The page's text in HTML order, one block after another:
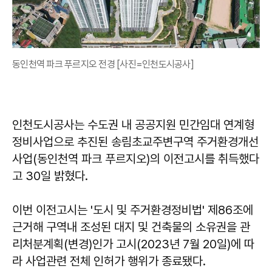
동인천역 파크 푸르지오 전경 [사진=인천도시공사]
인천도시공사는 수도권 내 공공지원 민간임대 연계형
정비사업으로 추진된 송림초교주변구역 주거환경개선
사업(동인천역 파크 푸르지오)의 이전고시를 취득했다
고 30일 밝혔다.
이번 이전고시는 '도시 및 주거환경정비법' 제86조에
근거해 구역내 조성된 대지 및 건축물의 소유권을 관
리처분계획(변경)인가 고시(2023년 7월 20일)에 따
라 사업관련 전체 인허가 행위가 종료됐다.